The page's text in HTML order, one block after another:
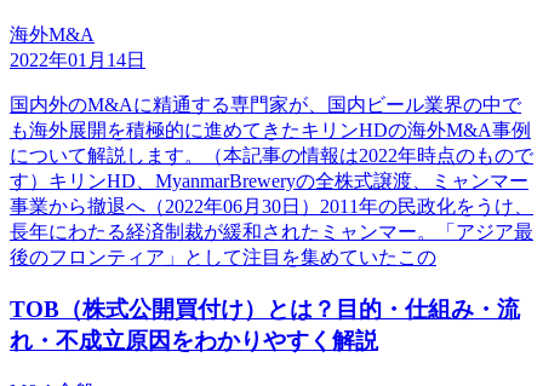
海外M&A
2022年01月14日
国内外のM&Aに精通する専門家が、国内ビール業界の中で
も海外展開を積極的に進めてきたキリンHDの海外M&A事例
について解説します。（本記事の情報は2022年時点のもので
す）キリンHD、MyanmarBreweryの全株式譲渡、ミャンマー
事業から撤退へ（2022年06月30日）2011年の民政化をうけ、
長年にわたる経済制裁が緩和されたミャンマー。「アジア最
後のフロンティア」として注目を集めていたこの
TOB（株式公開買付け）とは？目的・仕組み・流
れ・不成立原因をわかりやすく解説